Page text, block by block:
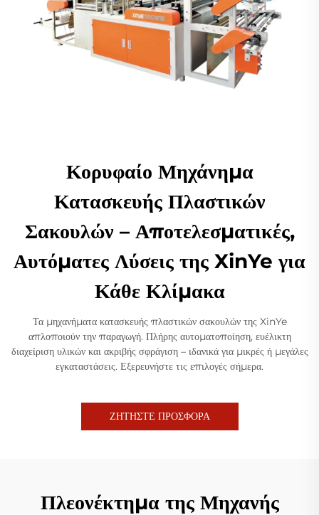
Κορυφαίο Μηχάνημα
Κατασκευής Πλαστικών
Σακουλών – Αποτελεσματικές,
Αυτόματες Λύσεις της XinYe για
Κάθε Κλίμακα
Τα μηχανήματα κατασκευής πλαστικών σακουλών της XinYe
απλοποιούν την παραγωγή. Πλήρης αυτοματοποίηση, ευέλικτη
διαχείριση υλικών και ακριβής σφράγιση – ιδανικά για μικρές ή μεγάλες
εγκαταστάσεις. Εξερευνήστε τις επιλογές σήμερα.
ΖΗΤΗΣΤΕ ΠΡΟΣΦΟΡΑ
Πλεονέκτημα της Μηχανής